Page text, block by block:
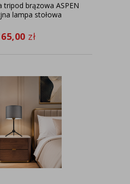
tripod brązowa ASPEN
lampa stołowa
zł